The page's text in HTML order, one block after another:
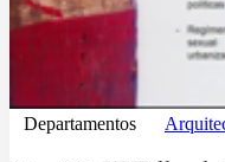
Departamentos